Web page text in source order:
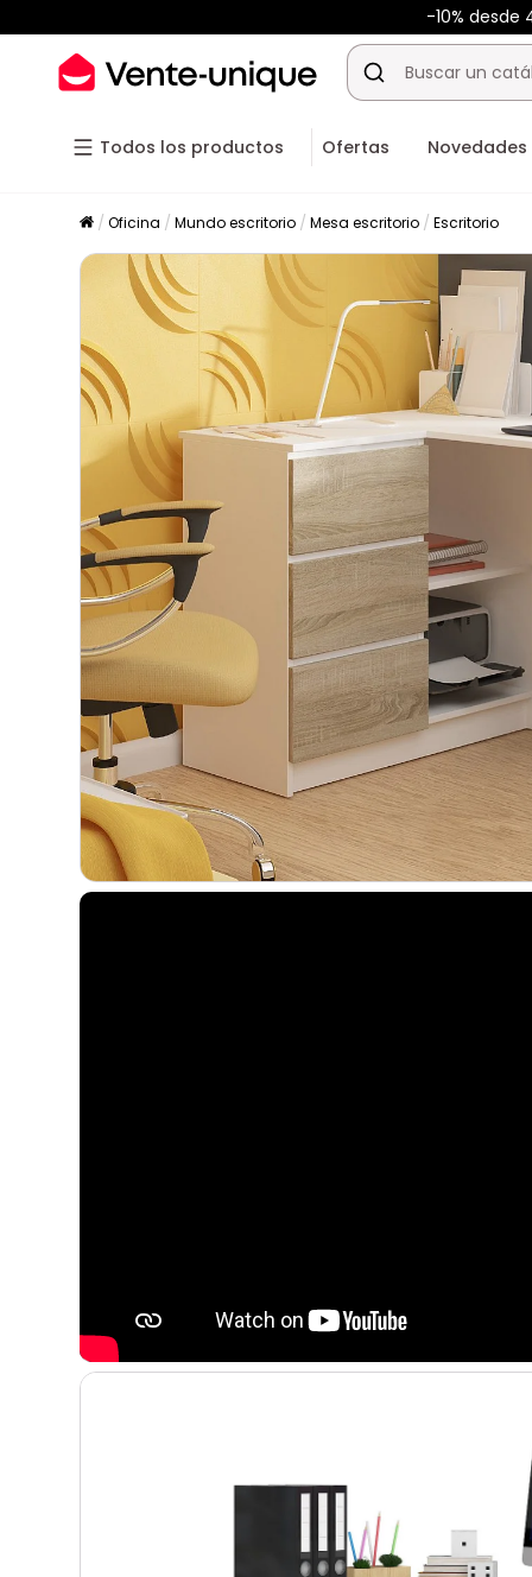
-10%
Todos los productos Ofertas Novedades
Oficina Mundo escritorio Mesa escritorio Escritorio